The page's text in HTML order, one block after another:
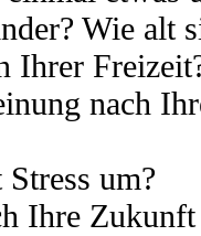
Wie alt
Ihrer
nach
um?
Ihre